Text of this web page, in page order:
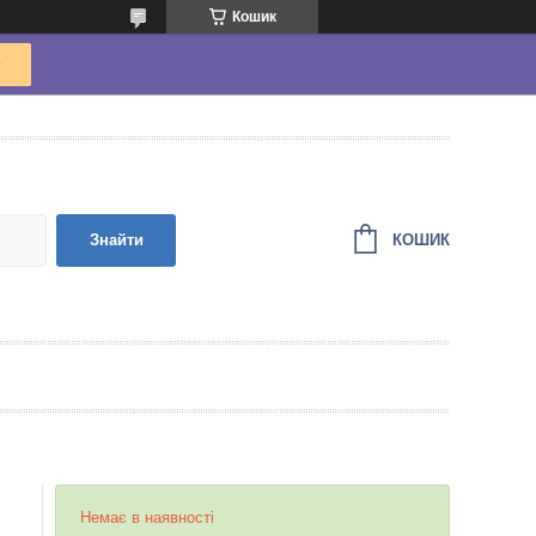
Кошик
Знайти КОШИК
Немає в наявності